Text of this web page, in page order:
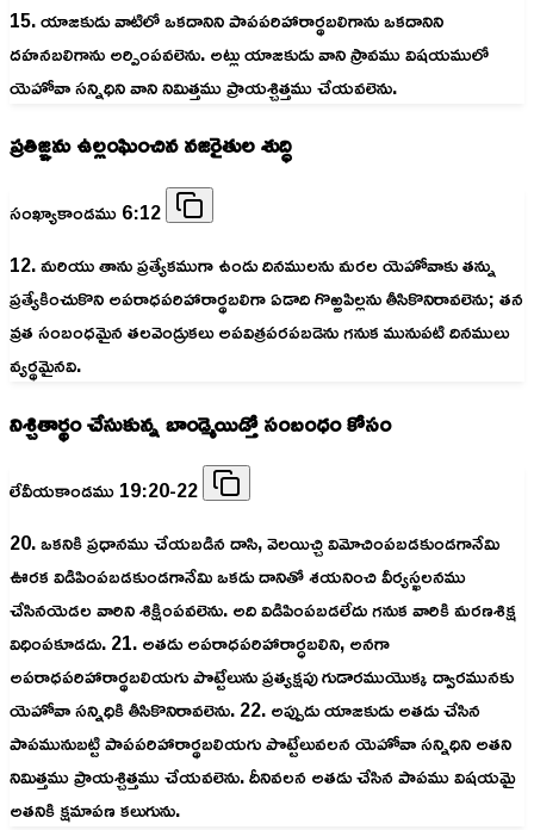
15. యాజకుడు వాటిలో ఒకదానిని పాపపరిహారార్థబలిగాను ఒకదానిని
దహనబలిగాను అర్పింపవలెను. అట్లు యాజకుడు వాని స్రావము విషయములో
యెహోవా సన్నిధిని వాని నిమిత్తము ప్రాయశ్చిత్తము చేయవలెను.
ప్రతిజ్ఞను ఉల్లంఘించిన నజరైతుల శుద్ధి
సంఖ్యాకాండము 6:12
12. మరియు తాను ప్రత్యేకముగా ఉండు దినములను మరల యెహోవాకు తన్ను
ప్రత్యేకించుకొని అపరాధపరిహారార్థబలిగా ఏడాది గొఱ్ఱపిల్లను తీసికొనిరావలెను; తన
వ్రత సంబంధమైన తలవెండ్రుకలు అపవిత్రపరపబడెను గనుక మునుపటి దినములు
వ్యర్థమైనవి.
నిశ్చితార్థం చేసుకున్న బాండ్మెయిడ్తో సంబంధం కోసం
లేవీయకాండము 19:20-22
20. ఒకనికి ప్రధానము చేయబడిన దాసి, వెలయిచ్చి విమోచింపబడకుండగానేమి
ఊరక విడిపింపబడకుండగానేమి ఒకడు దానితో శయనించి వీర్యస్ఖలనము
చేసినయెడల వారిని శిక్షింపవలెను. అది విడిపింపబడలేదు గనుక వారికి మరణశిక్ష
విధింపకూడదు. 21. అతడు అపరాధపరిహారార్ధబలిని, అనగా
అపరాధపరిహారార్థబలియగు పొట్టేలును ప్రత్యక్షపు గుడారముయొక్క ద్వారమునకు
యెహోవా సన్నిధికి తీసికొనిరావలెను. 22. అప్పుడు యాజకుడు అతడు చేసిన
పాపమునుబట్టి పాపపరిహారార్థబలియగు పొట్టేలువలన యెహోవా సన్నిధిని అతని
నిమిత్తము ప్రాయశ్చిత్తము చేయవలెను. దీనివలన అతడు చేసిన పాపము విషయమై
అతనికి క్షమాపణ కలుగును.